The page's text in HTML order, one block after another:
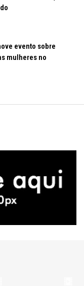
evento sobre
mulheres no